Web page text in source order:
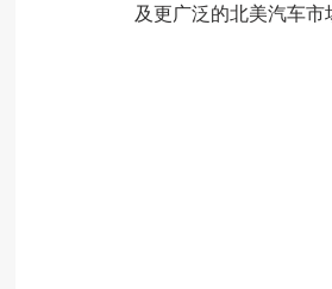
及更广泛的北美汽车市